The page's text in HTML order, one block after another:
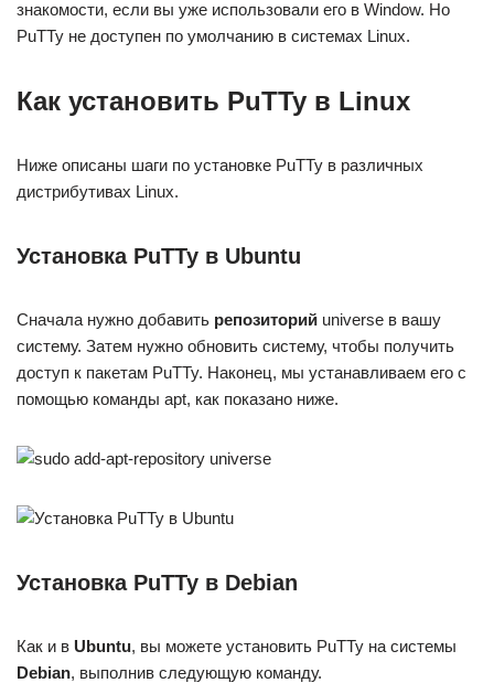
знакомости, если вы уже использовали его в Window. Но
PuTTy не доступен по умолчанию в системах Linux.
Как установить PuTTy в Linux
Ниже описаны шаги по установке PuTTy в различных
дистрибутивах Linux.
Установка PuTTy в Ubuntu
Сначала нужно добавить репозиторий universe в вашу
систему. Затем нужно обновить систему, чтобы получить
доступ к пакетам PuTTy. Наконец, мы устанавливаем его с
помощью команды apt, как показано ниже.
Установка PuTTy в Debian
Как и в Ubuntu, вы можете установить PuTTy на системы
Debian, выполнив следующую команду.